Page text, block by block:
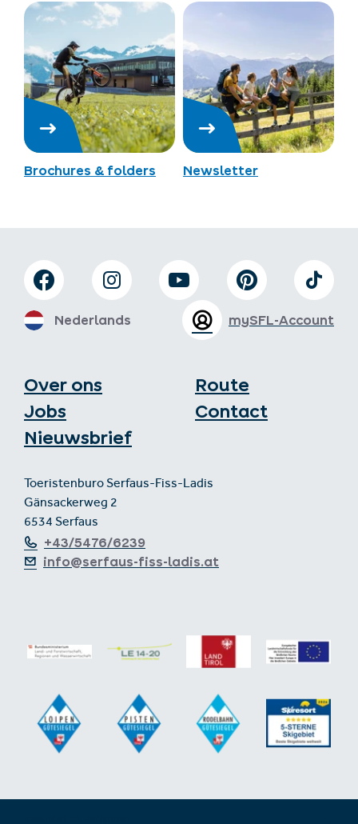
Brochures & folders Newsletter
Over ons
Jobs
Nieuwsbrief
Route
Contact
Toeristenburo Serfaus-Fiss-Ladis
Gänsackerweg 2
6534 Serfaus
+43/5476/6239
info@serfaus-fiss-ladis.at
mySFL-Account
Nederlands